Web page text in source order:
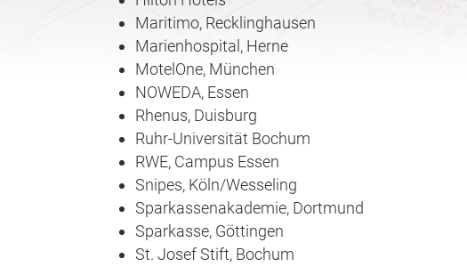
Maritimo, Recklinghausen
Marienhospital, Herne
MotelOne, München
NOWEDA, Essen
Rhenus, Duisburg
Ruhr-Universität Bochum
RWE, Campus Essen
Snipes, Köln/Wesseling
Sparkassenakademie, Dortmund
Sparkasse, Göttingen
St. Josef Stift, Bochum